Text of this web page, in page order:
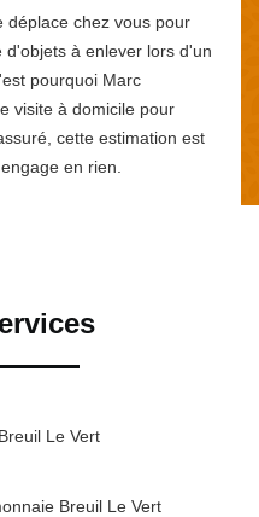
déplace chez vous pour
à enlever lors d'un
pourquoi Marc
visite à domicile pour
cette estimation est
en rien.
Le Vert
Breuil Le Vert